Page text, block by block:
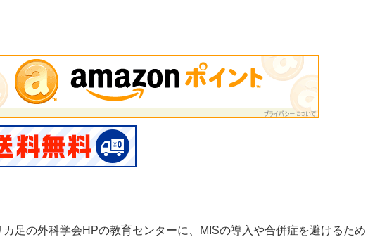
足の外科学会HPの教育センターに、MISの導入や合併症を避けるため